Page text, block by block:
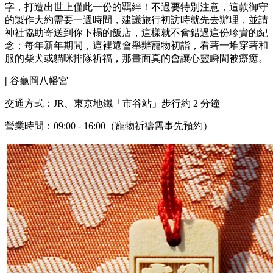
字，打造出世上僅此一份的羈絆！不過要特別注意，這款御守
的製作大約需要一週時間，建議旅行初訪時就先去辦理，並請
神社協助寄送到你下榻的飯店，這樣就不會錯過這份珍貴的紀
念；每年新年期間，這裡還會舉辦寵物初詣，看著一堆穿著和
服的柴犬或貓咪排隊祈福，那畫面真的會讓心靈瞬間被療癒。
| 谷龜岡八幡宮
交通方式：JR、東京地鐵「市谷站」步行約 2 分鐘
營業時間：09:00 - 16:00（寵物祈禱需事先預約）